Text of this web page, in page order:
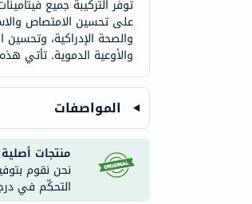
على تحسين الامتصاص
والصحة الإدراكية،
والأوعية الدموية. تأتي
المواصفات
منتجات أصلية
نحن نقوم
التحكّم في